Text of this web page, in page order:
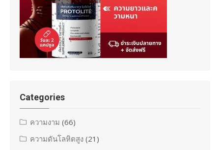
Categories
ความงาม (66)
ความดันโลหิตสูง (21)